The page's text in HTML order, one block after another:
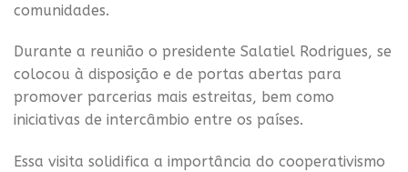
comunidades.
Durante a reunião o presidente Salatiel Rodrigues, se
colocou à disposição e de portas abertas para
promover parcerias mais estreitas, bem como
iniciativas de intercâmbio entre os países.
Essa visita solidifica a importância do cooperativismo